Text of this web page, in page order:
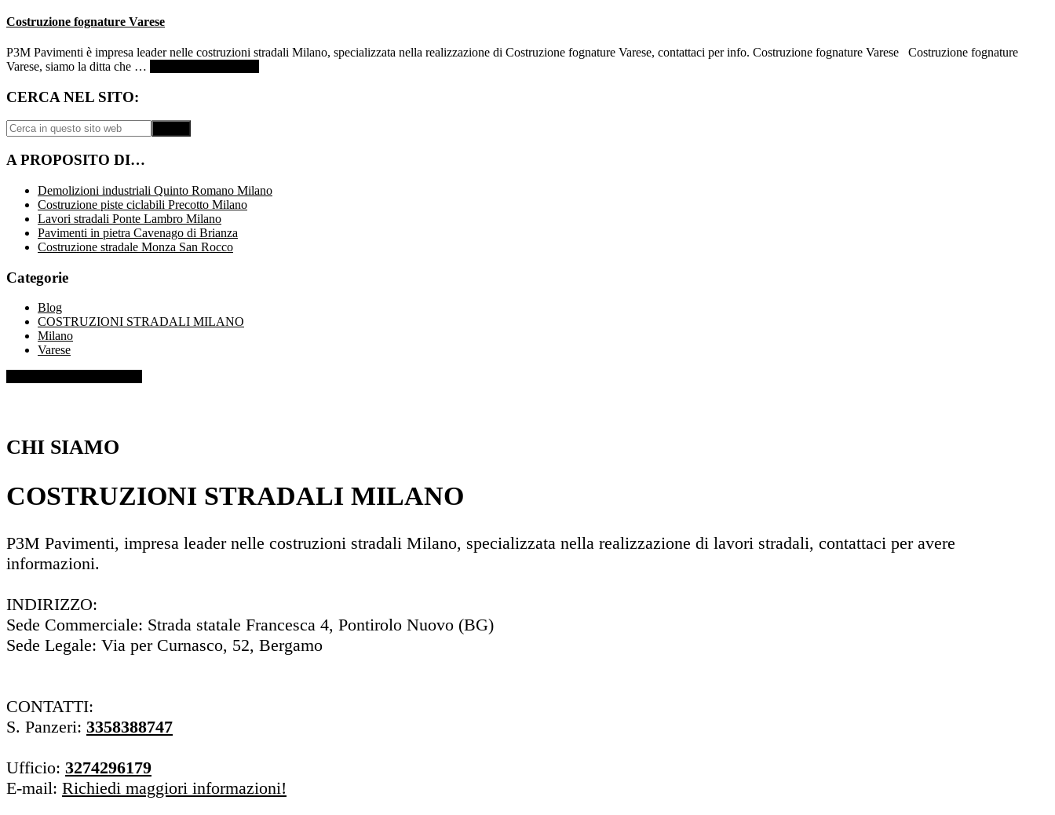
Costruzione fognature Varese
P3M Pavimenti è impresa leader nelle costruzioni stradali Milano, specializzata nella realizzazione di Costruzione fognature Varese, contattaci per info. Costruzione fognature Varese Costruzione fognature
Varese, siamo la ditta che …
CERCA NEL SITO:
Cerca
in
questo
sito
A PROPOSITO DI…
Demolizioni industriali Quinto Romano Milano
Costruzione piste ciclabili Precotto Milano
Lavori stradali Ponte Lambro Milano
Pavimenti in pietra Cavenago di Brianza
Costruzione stradale Monza San Rocco
Categorie
Blog
COSTRUZIONI STRADALI MILANO
Milano
Varese
CHI SIAMO
COSTRUZIONI STRADALI MILANO
P3M Pavimenti, impresa leader nelle costruzioni stradali Milano, specializzata nella realizzazione di lavori stradali, contattaci per avere
informazioni.
INDIRIZZO:
Sede Commerciale: Strada statale Francesca 4, Pontirolo Nuovo (BG)
Sede Legale: Via per Curnasco, 52, Bergamo
CONTATTI:
S. Panzeri: 3358388747
Ufficio: 3274296179
E-mail: Richiedi maggiori informazioni!